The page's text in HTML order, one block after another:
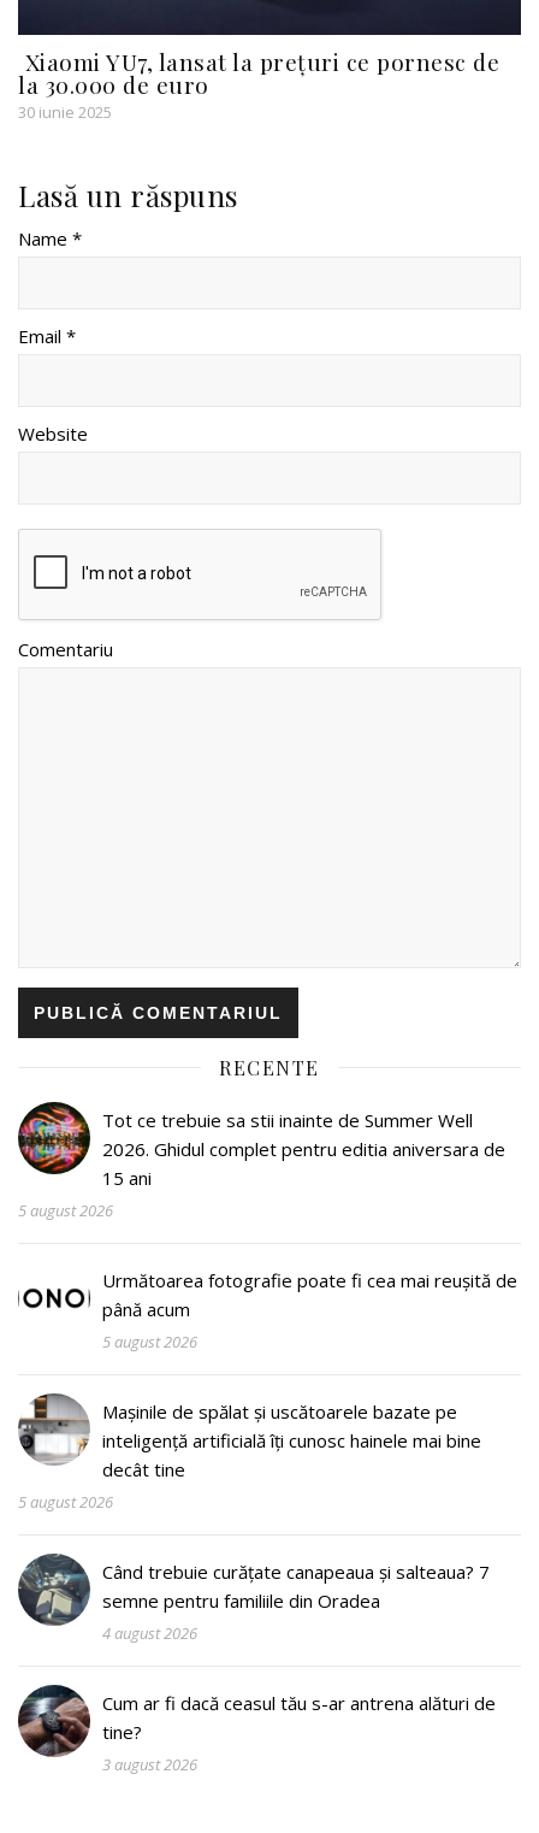
Xiaomi YU7, lansat la prețuri ce pornesc de
la 30.000 de euro
30 iunie 2025
Lasă un răspuns
Name *
Email *
Website
Comentariu
RECENTE
Tot ce trebuie sa stii inainte de Summer Well
2026. Ghidul complet pentru editia aniversara de
15 ani
5 august 2026
Următoarea fotografie poate fi cea mai reușită de
până acum
5 august 2026
Mașinile de spălat și uscătoarele bazate pe
inteligență artificială îți cunosc hainele mai bine
decât tine
5 august 2026
Când trebuie curățate canapeaua și salteaua? 7
semne pentru familiile din Oradea
4 august 2026
Cum ar fi dacă ceasul tău s-ar antrena alături de
tine?
3 august 2026